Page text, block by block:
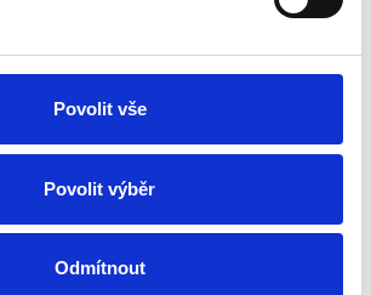
Povolit vše
Povolit výběr
Odmítnout